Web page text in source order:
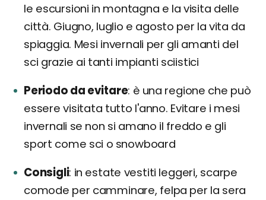
le escursioni in montagna e la visita delle
città. Giugno, luglio e agosto per la vita da
spiaggia. Mesi invernali per gli amanti del
sci grazie ai tanti impianti sciistici
Periodo da evitare è una regione che può
essere visitata tutto l'anno. Evitare i mesi
invernali se non si amano il freddo e gli
sport come sci o snowboard
Consigli in estate vestiti leggeri, scarpe
comode per camminare, felpa per la sera